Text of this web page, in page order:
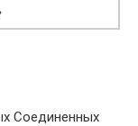
Соединенных